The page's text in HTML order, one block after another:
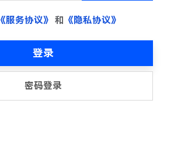
《服务协议》 和 《隐私协议》
登录
密码登录